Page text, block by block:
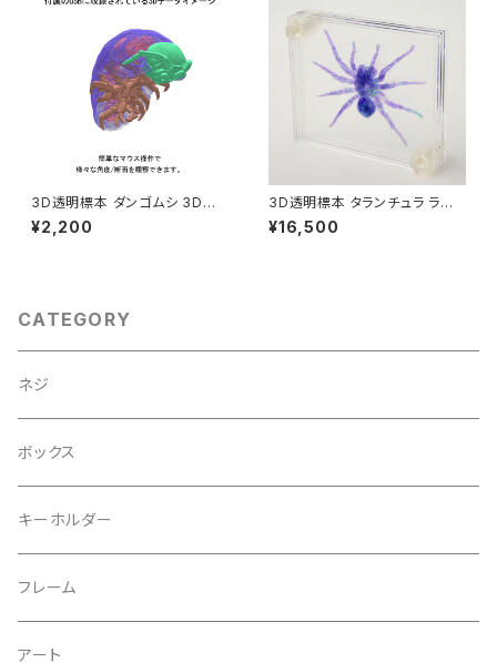
3D透明標本 ダンゴムシ 3Dデ
ータ収録USBメモリ
¥2,200
3D透明標本 タランチュラ ラー
ジサイズ L ネジ
¥16,500
CATEGORY
ネジ
ボックス
キーホルダー
フレーム
アート